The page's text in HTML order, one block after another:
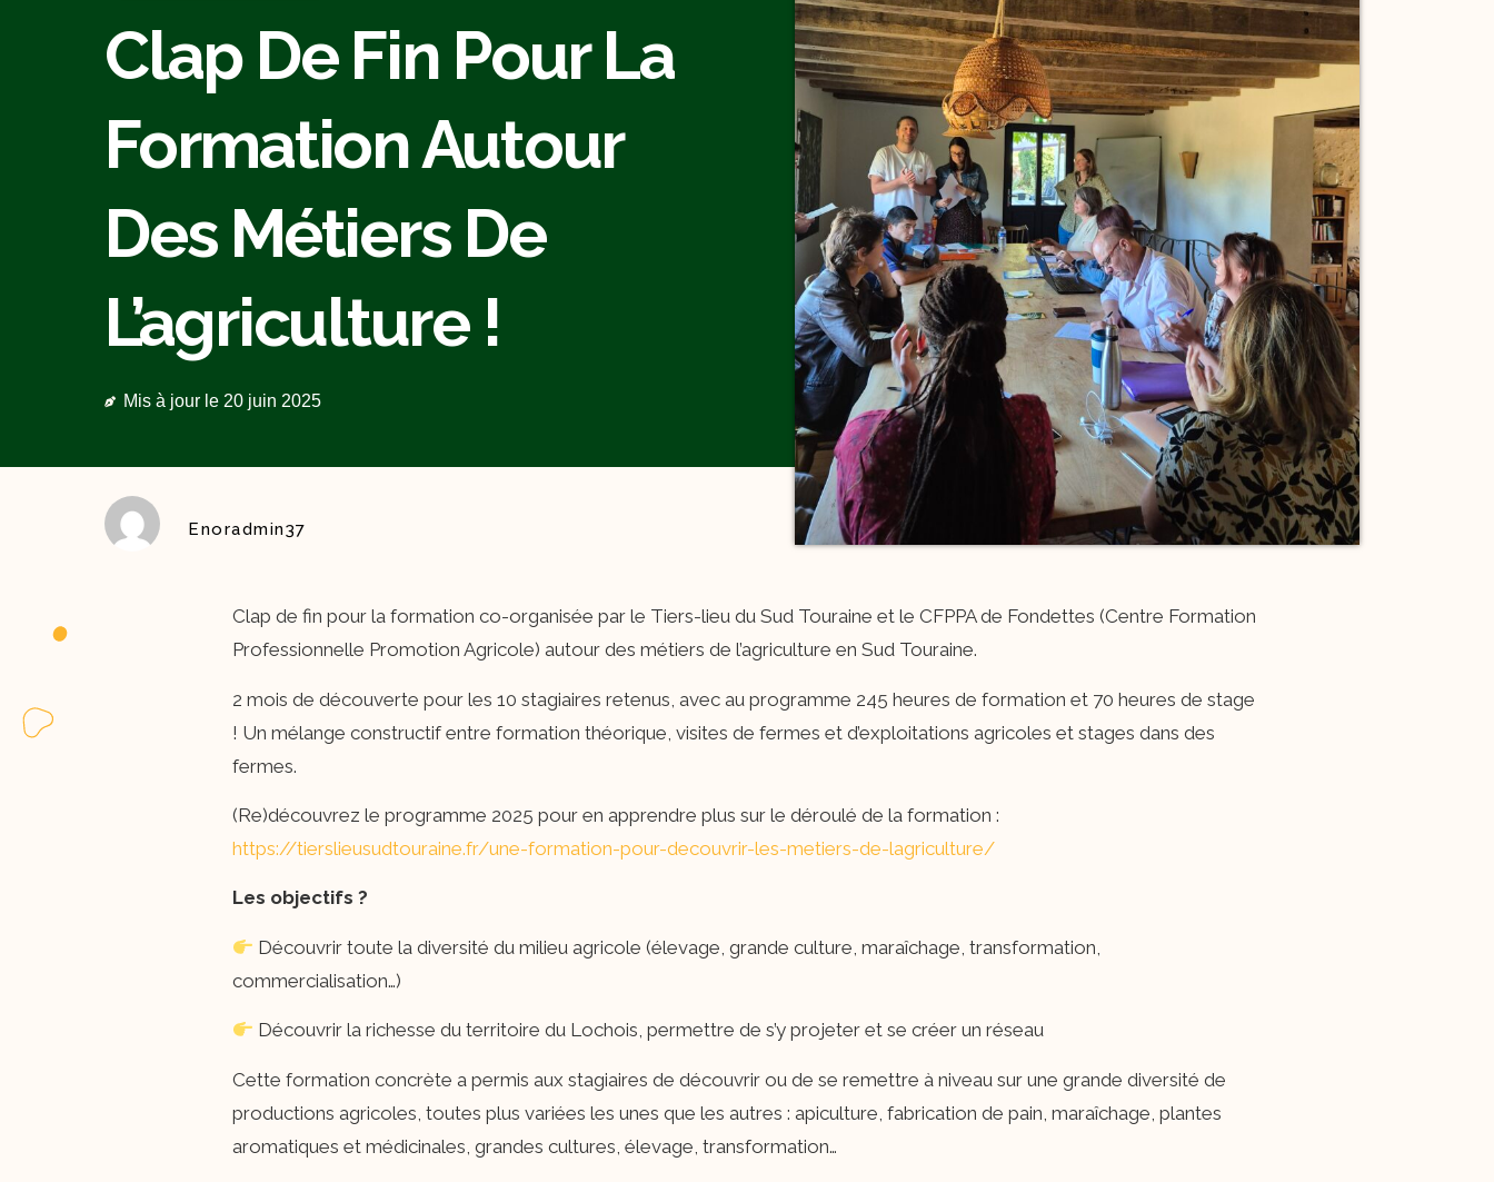
Clap De Fin Pour La
Formation Autour
Des Métiers De
L’agriculture !
Mis à jour le 20 juin 2025
Enoradmin37
Clap de fin pour la formation co-organisée par le Tiers-lieu du Sud Touraine et le CFPPA de Fondettes (Centre Formation
Professionnelle Promotion Agricole) autour des métiers de l’agriculture en Sud Touraine.
2 mois de découverte pour les 10 stagiaires retenus, avec au programme 245 heures de formation et 70 heures de stage
! Un mélange constructif entre formation théorique, visites de fermes et d’exploitations agricoles et stages dans des
fermes.
(Re)découvrez le programme 2025 pour en apprendre plus sur le déroulé de la formation :
https://tierslieusudtouraine.fr/une-formation-pour-decouvrir-les-metiers-de-lagriculture/
Les objectifs ?
​ Découvrir toute la diversité du milieu agricole (élevage, grande culture, maraîchage, transformation,
commercialisation…)
​ Découvrir la richesse du territoire du Lochois, permettre de s’y projeter et se créer un réseau
Cette formation concrète a permis aux stagiaires de découvrir ou de se remettre à niveau sur une grande diversité de
productions agricoles, toutes plus variées les unes que les autres : apiculture, fabrication de pain, maraîchage, plantes
aromatiques et médicinales, grandes cultures, élevage, transformation…